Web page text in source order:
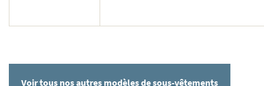
Voir tous nos autres modèles de sous-vêtements